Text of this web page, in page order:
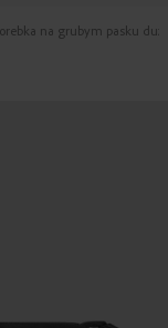
na grubym pasku